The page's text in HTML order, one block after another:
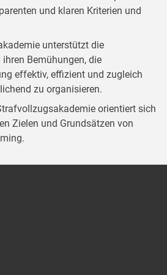
und klaren Kriterien und
unterstützt die
Bemühungen, die
effektiv, effizient und zugleich
zu organisieren.
orientiert sich
Zielen und Grundsätzen von